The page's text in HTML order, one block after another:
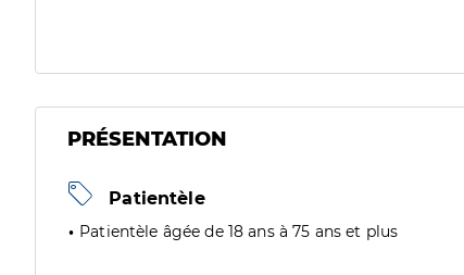
PRÉSENTATION
Patientèle
Patientèle âgée de 18 ans à 75 ans et plus